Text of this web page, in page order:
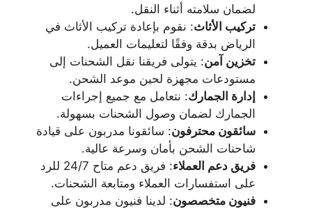
لضمان سلامته أثناء النقل.
تركيب الأثاث: نقوم بإعادة تركيب الأثاث في
الرياض بدقة وفقًا لتعليمات العميل.
تخزين آمن: يتولى فريقنا نقل الشحنات إلى
مستودعات مجهزة لحين موعد الشحن.
إدارة الجمارك: نتعامل مع جميع إجراءات
الجمارك لضمان وصول الشحنات بسهولة.
سائقون محترفون: سائقونا مدربون على قيادة
شاحنات الشحن بأمان وسرعة عالية.
فريق دعم العملاء
: فريق دعم متاح 24/7 للرد
على استفسارات العملاء ومتابعة الشحنات.
فنيون متخصصون: لدينا فنيون مدربون على